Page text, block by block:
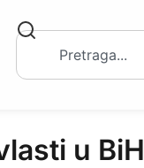
u BiH